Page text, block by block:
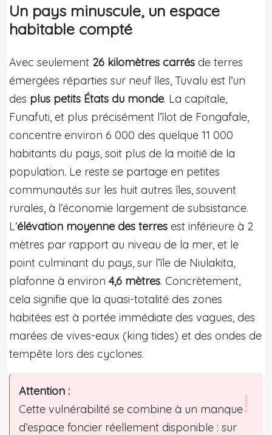
Un pays minuscule, un espace
habitable compté
Avec seulement 26 kilomètres carrés de terres
émergées réparties sur neuf îles, Tuvalu est l’un
des plus petits États du monde. La capitale,
Funafuti, et plus précisément l’îlot de Fongafale,
concentre environ 6 000 des quelque 11 000
habitants du pays, soit plus de la moitié de la
population. Le reste se partage en petites
communautés sur les huit autres îles, souvent
rurales, à l’économie largement de subsistance.
L’élévation moyenne des terres est inférieure à 2
mètres par rapport au niveau de la mer, et le
point culminant du pays, sur l’île de Niulakita,
plafonne à environ 4,6 mètres. Concrètement,
cela signifie que la quasi-totalité des zones
habitées est à portée immédiate des vagues, des
marées de vives-eaux (king tides) et des ondes de
tempête lors des cyclones.
Attention :
Cette vulnérabilité se combine à un manque
d’espace foncier réellement disponible : sur